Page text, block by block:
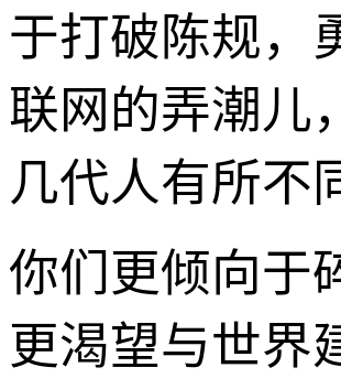
于打破陈规，
联网的弄潮儿
几代人有所不
你们更倾向于
更渴望与世界